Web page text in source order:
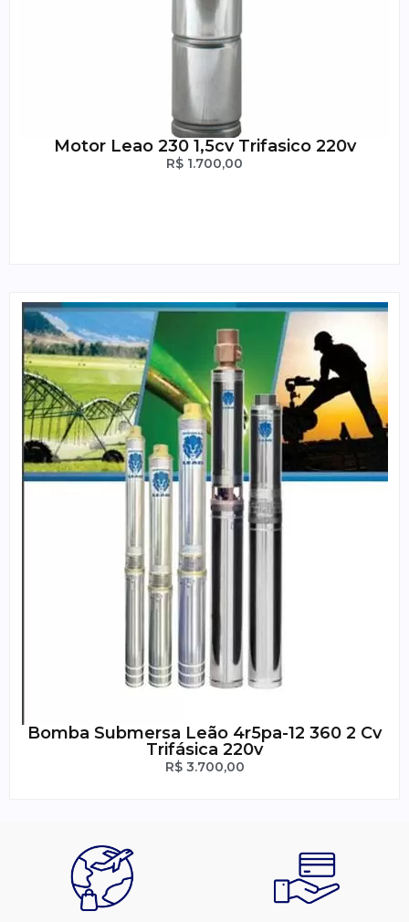
Motor Leao 230 1,5cv Trifasico 220v
R$ 1.700,00
Bomba Submersa Leão 4r5pa-12 360 2 Cv
Trifásica 220v
R$3.700,00